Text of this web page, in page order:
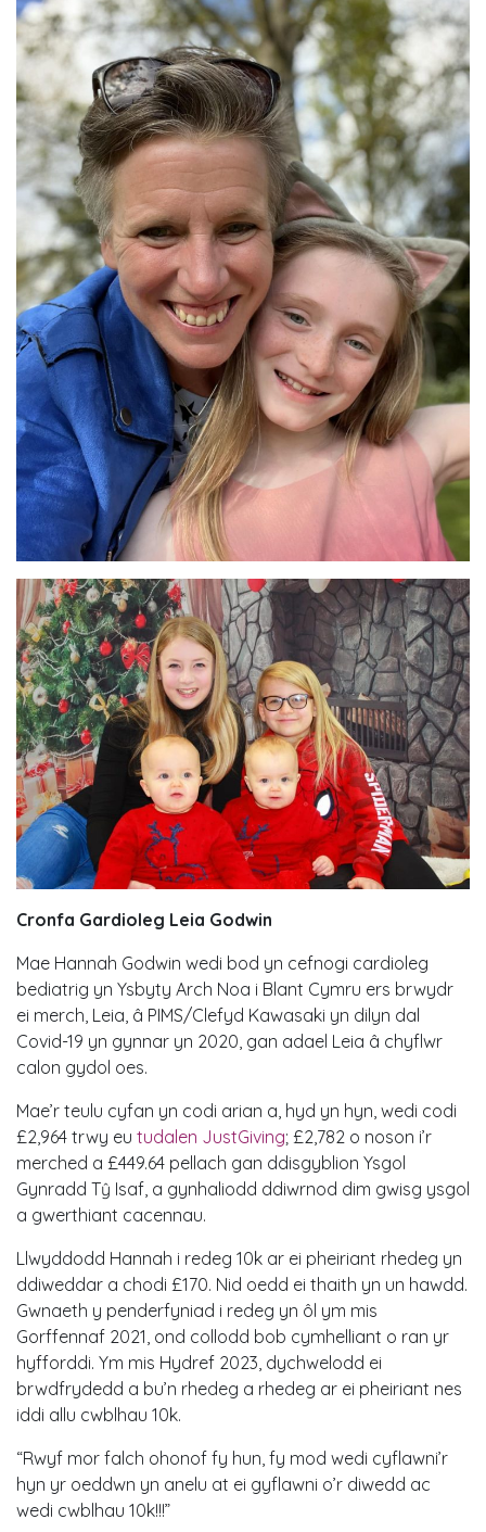
Cronfa Gardioleg Leia Godwin
Mae Hannah Godwin wedi bod yn cefnogi cardioleg
bediatrig yn Ysbyty Arch Noa i Blant Cymru ers brwydr
ei merch, Leia, â PIMS/Clefyd Kawasaki yn dilyn dal
Covid-19 yn gynnar yn 2020, gan adael Leia â chyflwr
calon gydol oes.
Mae’r teulu cyfan yn codi arian a, hyd yn hyn, wedi codi
£2,964 trwy eu tudalen JustGiving; £2,782 o noson i’r
merched a £449.64 pellach gan ddisgyblion Ysgol
Gynradd Tŷ Isaf, a gynhaliodd ddiwrnod dim gwisg ysgol
a gwerthiant cacennau.
Llwyddodd Hannah i redeg 10k ar ei pheiriant rhedeg yn
ddiweddar a chodi £170. Nid oedd ei thaith yn un hawdd.
Gwnaeth y penderfyniad i redeg yn ôl ym mis
Gorffennaf 2021, ond collodd bob cymhelliant o ran yr
hyfforddi. Ym mis Hydref 2023, dychwelodd ei
brwdfrydedd a bu’n rhedeg a rhedeg ar ei pheiriant nes
iddi allu cwblhau 10k.
“Rwyf mor falch ohonof fy hun, fy mod wedi cyflawni’r
hyn yr oeddwn yn anelu at ei gyflawni o’r diwedd ac
wedi cwblhau 10k!!!”